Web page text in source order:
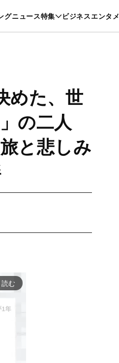
グニュース特集 ビジネスエンタメ
ポーツ ヘルスケア 美容 グルメ
めた、世
の二人
と悲しみ
む